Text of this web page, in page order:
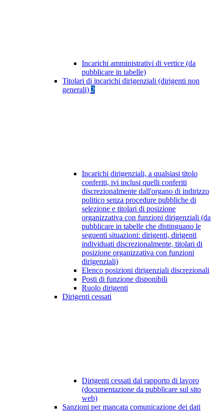
Incarichi amministrativi di vertice (da
pubblicare in tabelle)
Titolari di incarichi dirigenziali (dirigenti non
generali) 2
Incarichi dirigenziali, a qualsiasi titolo
conferiti, ivi inclusi quelli conferiti
discrezionalmente dall'organo di indirizzo
politico senza procedure pubbliche di
selezione e titolari di posizione
organizzativa con funzioni dirigenziali (da
pubblicare in tabelle che distinguano le
seguenti situazioni: dirigenti, dirigenti
individuati discrezionalmente, titolari di
posizione organizzativa con funzioni
dirigenziali)
Elenco posizioni dirigenziali discrezionali
Posti di funzione disponibili
Ruolo dirigenti
Dirigenti cessati
Dirigenti cessati dal rapporto di lavoro
(documentazione da pubblicare sul sito
web)
Sanzioni per mancata comunicazione dei dati